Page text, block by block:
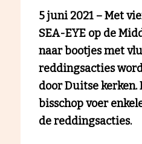
5 juni 2021 – Met
SEA-EYE op de
naar bootjes met
reddingsacties
door Duitse kerken.
bisschop voer
de reddingsacties.